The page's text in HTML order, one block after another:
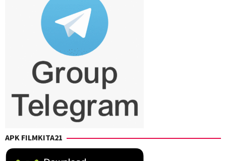
APK FILMKITA21